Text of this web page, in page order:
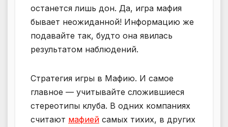
останется лишь дон. Да, игра мафия
бывает неожиданной! Информацию же
подавайте так, будто она явилась
результатом наблюдений.
Стратегия игры в Мафию. И самое
главное — учитывайте сложившиеся
стереотипы клуба. В одних компаниях
считают мафией самых тихих, в других